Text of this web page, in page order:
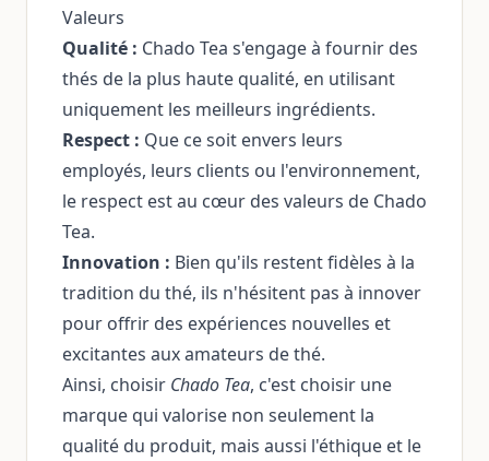
Valeurs
Qualité : Chado Tea s'engage à fournir des
thés de la plus haute qualité, en utilisant
uniquement les meilleurs ingrédients.
Respect : Que ce soit envers leurs
employés, leurs clients ou l'environnement,
le respect est au cœur des valeurs de Chado
Tea.
Innovation : Bien qu'ils restent fidèles à la
tradition du thé, ils n'hésitent pas à innover
pour offrir des expériences nouvelles et
excitantes aux amateurs de thé.
Ainsi, choisir Chado Tea, c'est choisir une
marque qui valorise non seulement la
qualité du produit, mais aussi l'éthique et le